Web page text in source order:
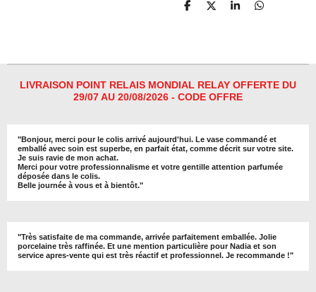
P
g
r
P
g
r
P
g
r
P
g
r
LIVRAISON POINT RELAIS MONDIAL RELAY OFFERTE DU
29/07 AU 20/08/2026 - CODE OFFRE
"Bonjour, merci pour le colis arrivé aujourd'hui. Le vase commandé et
emballé avec soin est superbe, en parfait état, comme décrit sur votre site.
Je suis ravie de mon achat.
Merci pour votre professionnalisme et votre gentille attention parfumée
déposée dans le colis.
Belle journée à vous et à bientôt."
"Très satisfaite de ma commande, arrivée parfaitement emballée. Jolie
porcelaine très raffinée. Et une mention particulière pour Nadia et son
service apres-vente qui est très réactif et professionnel. Je recommande !"